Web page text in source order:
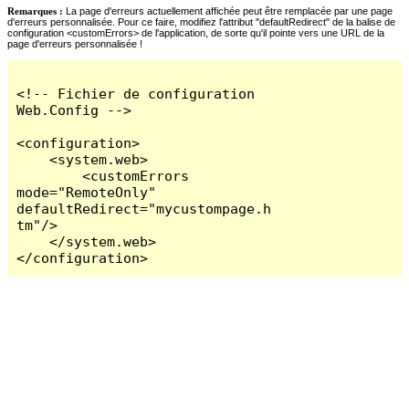
Remarques : La page d'erreurs actuellement affichée peut être remplacée par une page
d'erreurs personnalisée. Pour ce faire, modifiez l'attribut "defaultRedirect" de la balise de
configuration <customErrors> de l'application, de sorte qu'il pointe vers une URL de la
page d'erreurs personnalisée !
<!-- Fichier de configuration
Web.Config -->
<configuration>
    <system.web>
        <customErrors
mode="RemoteOnly"
defaultRedirect="mycustompage.h
tm"/>
    </system.web>
</configuration>